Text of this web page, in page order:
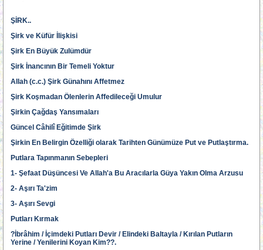
ŞİRK..
Şirk ve Küfür İlişkisi
Şirk En Büyük Zulümdür
Şirk İnancının Bir Temeli Yoktur
Allah (c.c.) Şirk Günahını Affetmez
Şirk Koşmadan Ölenlerin Affedileceği Umulur
Şirkin Çağdaş Yansımaları
Güncel Câhilî Eğitimde Şirk
Şirkin En Belirgin Özelliği olarak Tarihten Günümüze Put ve Putlaştırma.
Putlara Tapınmanın Sebepleri
1- Şefaat Düşüncesi Ve Allah'a Bu Aracılarla Güya Yakın Olma Arzusu
2- Aşırı Ta'zim
3- Aşırı Sevgi
Putları Kırmak
?İbrâhim / İçimdeki Putları Devir / Elindeki Baltayla / Kırılan Putların
Yerine / Yenilerini Koyan Kim??.